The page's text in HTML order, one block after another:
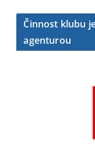
Činnost klubu
agenturou